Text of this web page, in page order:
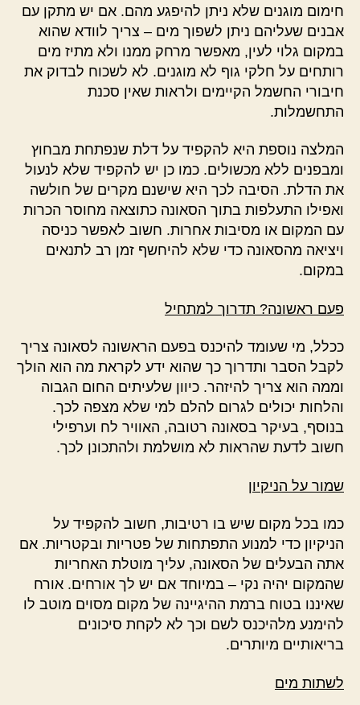
חימום מוגנים שלא ניתן להיפגע מהם. אם יש מתקן עם
אבנים שעליהם ניתן לשפוך מים – צריך לוודא שהוא
במקום גלוי לעין, מאפשר מרחק ממנו ולא מתיז מים
רותחים על חלקי גוף לא מוגנים. לא לשכוח לבדוק את
חיבורי החשמל הקיימים ולראות שאין סכנת
התחשמלות.
המלצה נוספת היא להקפיד על דלת שנפתחת מבחוץ
ומבפנים ללא מכשולים. כמו כן יש להקפיד שלא לנעול
את הדלת. הסיבה לכך היא שישנם מקרים של חולשה
ואפילו התעלפות בתוך הסאונה כתוצאה מחוסר הכרות
עם המקום או מסיבות אחרות. חשוב לאפשר כניסה
ויציאה מהסאונה כדי שלא להיחשף זמן רב לתנאים
במקום.
פעם ראשונה? תדרוך למתחיל
ככלל, מי שעומד להיכנס בפעם הראשונה לסאונה צריך
לקבל הסבר ותדרוך כך שהוא ידע לקראת מה הוא הולך
וממה הוא צריך להיזהר. כיוון שלעיתים החום הגבוה
והלחות יכולים לגרום להלם למי שלא מצפה לכך.
בנוסף, בעיקר בסאונה רטובה, האוויר לח וערפילי
חשוב לדעת שהראות לא מושלמת ולהתכונן לכך.
שמור על הניקיון
כמו בכל מקום שיש בו רטיבות, חשוב להקפיד על
הניקיון כדי למנוע התפתחות של פטריות ובקטריות. אם
אתה הבעלים של הסאונה, עליך מוטלת האחריות
שהמקום יהיה נקי – במיוחד אם יש לך אורחים. אורח
שאיננו בטוח ברמת ההיגיינה של מקום מסוים מוטב לו
להימנע מלהיכנס לשם וכך לא לקחת סיכונים
בריאותיים מיותרים.
לשתות מים